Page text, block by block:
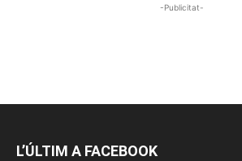
-Publicitat-
L’ÚLTIM A FACEBOOK